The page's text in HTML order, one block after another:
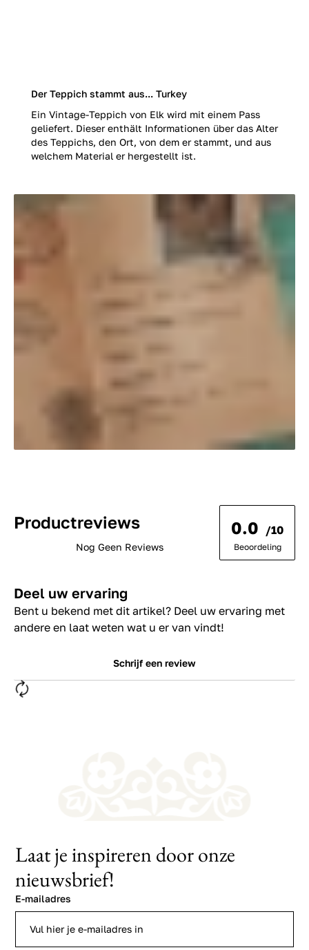
Der Teppich stammt aus... Turkey
Ein Vintage-Teppich von Elk wird mit einem Pass
geliefert. Dieser enthält Informationen über das Alter
des Teppichs, den Ort, von dem er stammt, und aus
welchem Material er hergestellt ist.
Productreviews
Nog Geen Reviews
0.0 /10
Beoordeling
Deel uw ervaring
Bent u bekend met dit artikel? Deel uw ervaring met
andere en laat weten wat u er van vindt!
Schrijf een review
Laat je inspireren door onze
nieuwsbrief!
E-mailadres